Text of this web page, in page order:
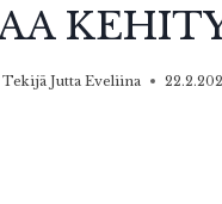
Tekijä Jutta Eveliina